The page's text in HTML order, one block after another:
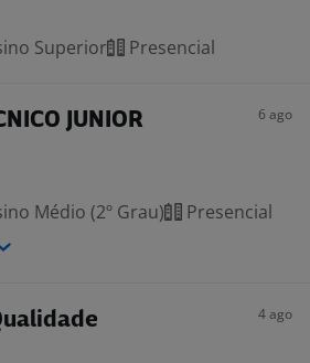
Superior Presencial
JUNIOR 6 ago
Médio (2º Grau)
Presencial
4 ago